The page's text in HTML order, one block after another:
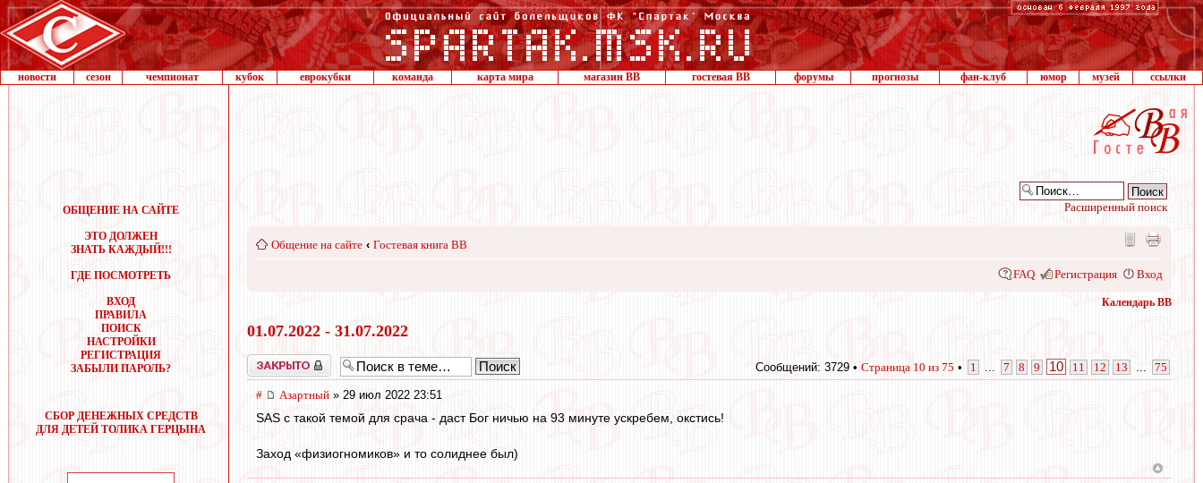
новости сезон чемпионат кубок еврокубки команда карта мира магазин ВВ гостевая ВВ форумы прогнозы фан-клуб юмор музей ссылки
ОБЩЕНИЕ НА САЙТЕ
ЭТО ДОЛЖЕН
ЗНАТЬ КАЖДЫЙ!!!
ГДЕ ПОСМОТРЕТЬ
ВХОД
ПРАВИЛА
ПОИСК
НАСТРОЙКИ
РЕГИСТРАЦИЯ
ЗАБЫЛИ ПАРОЛЬ?
СБОР ДЕНЕЖНЫХ СРЕДСТВ
ДЛЯ ДЕТЕЙ ТОЛИКА ГЕРЦЫНА
Расширенный поиск
Общение на сайте ‹ Гостевая книга ВВ
FAQ Регистрация Вход
Календарь ВВ
01.07.2022 - 31.07.2022
Закрыто Сообщений: 3729 • Страница 10 из 75 • 1 7 8 9 10 11 12 13 75
# Азартный » 29 июл 2022 23:51
SAS с такой темой для срача - даст Бог ничью на 93 минуте ускребем, окстись!
Заход «физиогномиков» и то солиднее был)